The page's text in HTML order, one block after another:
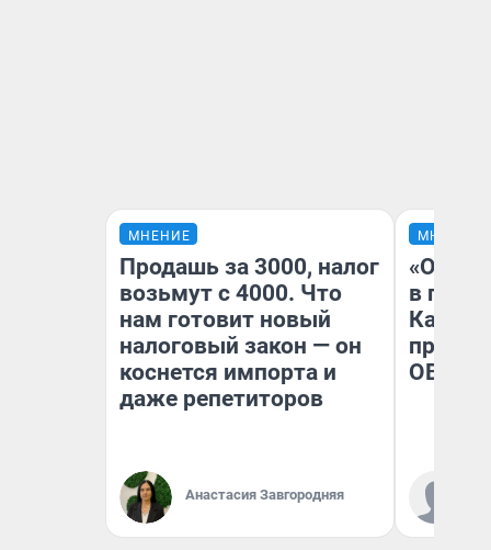
МНЕНИЕ
Продашь за 3000, налог
возьмут с 4000. Что
нам готовит новый
налоговый закон — он
коснется импорта и
даже репетиторов
Анастасия Завгородняя
МНЕНИЕ
в
Как в
ОВЗ